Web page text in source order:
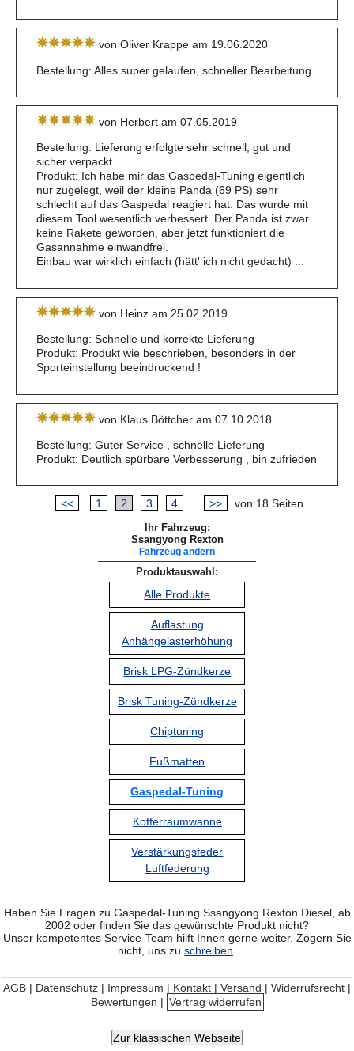
von Oliver Krappe am 19.06.2020
Bestellung: Alles super gelaufen, schneller Bearbeitung.
von Herbert am 07.05.2019
Bestellung: Lieferung erfolgte sehr schnell, gut und
sicher verpackt.
Produkt: Ich habe mir das Gaspedal-Tuning eigentlich
nur zugelegt, weil der kleine Panda (69 PS) sehr
schlecht auf das Gaspedal reagiert hat. Das wurde mit
diesem Tool wesentlich verbessert. Der Panda ist zwar
keine Rakete geworden, aber jetzt funktioniert die
Gasannahme einwandfrei.
Einbau war wirklich einfach (hätt' ich nicht gedacht) ...
von Heinz am 25.02.2019
Bestellung: Schnelle und korrekte Lieferung
Produkt: Produkt wie beschrieben, besonders in der
Sporteinstellung beeindruckend !
von Klaus Böttcher am 07.10.2018
Bestellung: Guter Service , schnelle Lieferung
Produkt: Deutlich spürbare Verbesserung , bin zufrieden
<< 1 2 3 4 ... >> von 18 Seiten
Ihr Fahrzeug:
Ssangyong Rexton
Fahrzeug ändern
Produktauswahl:
Alle Produkte
Auflastung
Anhängelasterhöhung
Brisk LPG-Zündkerze
Brisk Tuning-Zündkerze
Chiptuning
Fußmatten
Gaspedal-Tuning
Kofferraumwanne
Verstärkungsfeder
Luftfederung
Haben Sie Fragen zu Gaspedal-Tuning Ssangyong Rexton Diesel, ab
2002 oder finden Sie das gewünschte Produkt nicht?
Unser kompetentes Service-Team hilft Ihnen gerne weiter. Zögern Sie
nicht, uns zu schreiben
AGB | Datenschutz | Impressum | Kontakt | Versand | Widerrufsrecht |
Bewertungen | Vertrag widerrufen